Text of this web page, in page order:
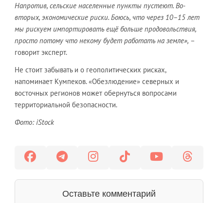
Напротив, сельские населенные пункты пустеют. Во-
вторых, экономические риски. Боюсь, что через 10–15 лет
мы рискуем импортировать ещё больше продовольствия,
просто потому что некому будет работать на земле», –
говорит эксперт.
Не стоит забывать и о геополитических рисках,
напоминает Кумпеков. «Обезлюдение» северных и
восточных регионов может обернуться вопросами
территориальной безопасности.
Фото: iStock
Оставьте комментарий